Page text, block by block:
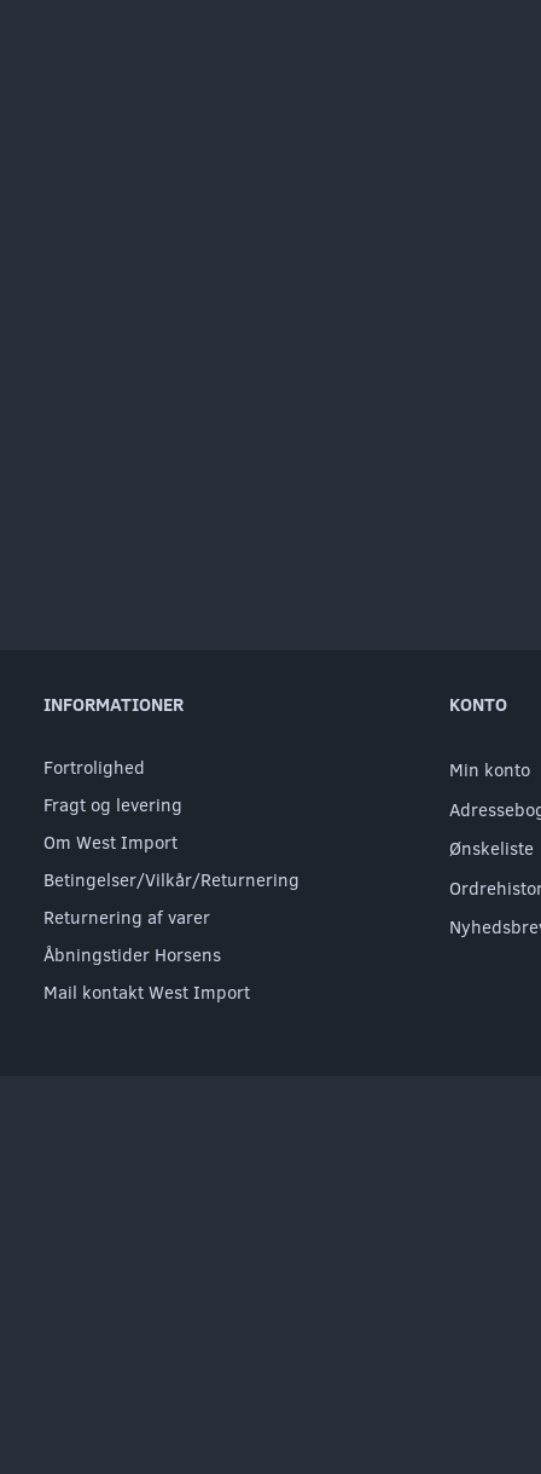
INFORMATIONER
Fortrolighed
Fragt og levering
Om West Import
Betingelser/Vilkår/Returnering
Returnering af varer
Åbningstider Horsens
Mail kontakt West Import
KONTO
Min konto
Ønskeliste